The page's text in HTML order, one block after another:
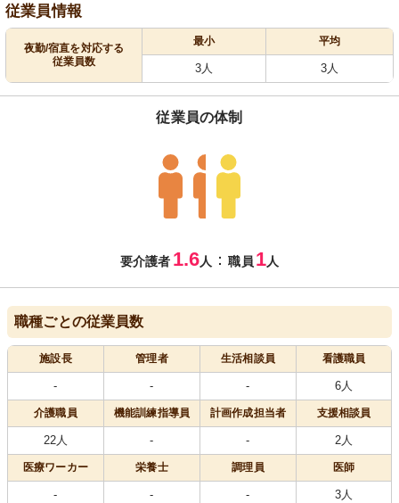
従業員情報
夜勤/宿直を対応する
従業員数
最小 平均
3人 3人
従業員の体制
要介護者 1.6人 ：職員 1人
職種ごとの従業員数
施設長 管理者 生活相談員 看護職員
- - - 6人
介護職員 機能訓練指導員 計画作成担当者 支援相談員
22人 - - 2人
医療ワーカー 栄養士 調理員 医師
- - - 3人